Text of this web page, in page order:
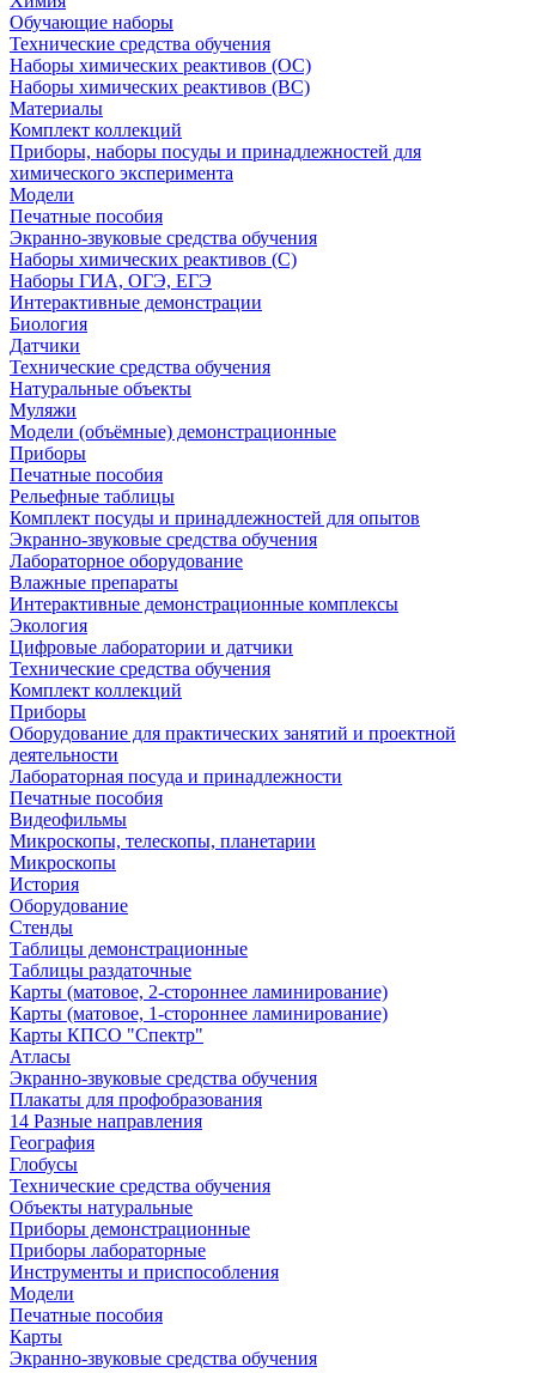
Обучающие наборы
Технические средства обучения
Наборы химических реактивов (ОС)
Наборы химических реактивов (ВС)
Материалы
Комплект коллекций
Приборы, наборы посуды и принадлежностей для
химического эксперимента
Модели
Печатные пособия
Экранно-звуковые средства обучения
Наборы химических реактивов (С)
Наборы ГИА, ОГЭ, ЕГЭ
Интерактивные демонстрации
Биология
Датчики
Технические средства обучения
Натуральные объекты
Муляжи
Модели (объёмные) демонстрационные
Приборы
Печатные пособия
Рельефные таблицы
Комплект посуды и принадлежностей для опытов
Экранно-звуковые средства обучения
Лабораторное оборудование
Влажные препараты
Интерактивные демонстрационные комплексы
Экология
Цифровые лаборатории и датчики
Технические средства обучения
Комплект коллекций
Приборы
Оборудование для практических занятий и проектной
деятельности
Лабораторная посуда и принадлежности
Печатные пособия
Видеофильмы
Микроскопы, телескопы, планетарии
Микроскопы
История
Оборудование
Стенды
Таблицы демонстрационные
Таблицы раздаточные
Карты (матовое, 2-стороннее ламинирование)
Карты (матовое, 1-стороннее ламинирование)
Карты КПСО "Спектр"
Атласы
Экранно-звуковые средства обучения
Плакаты для профобразования
14 Разные направления
География
Глобусы
Технические средства обучения
Объекты натуральные
Приборы демонстрационные
Приборы лабораторные
Инструменты и приспособления
Модели
Печатные пособия
Карты
Экранно-звуковые средства обучения